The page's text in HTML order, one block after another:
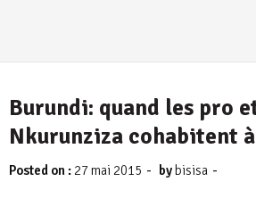
Burundi: quand les pro
Nkurunziza cohabitent
Posted on : 27 mai 2015 - by bisisa -